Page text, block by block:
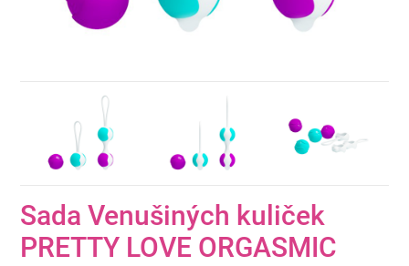
Sada Venušiných kuliček
PRETTY LOVE ORGASMIC